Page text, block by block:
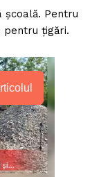
şcoală. Pentru
pentru ţigări.